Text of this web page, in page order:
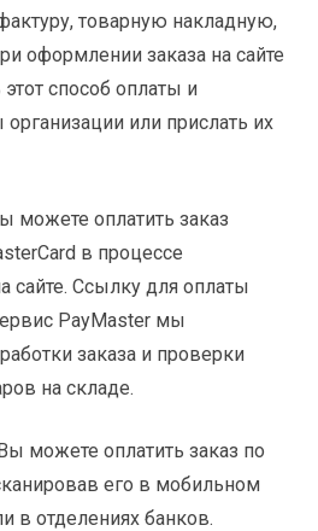
товарную накладную,
оформлении заказа на сайте
способ оплаты и
или прислать их
можете оплатить заказ
в процессе
сайте. Ссылку для оплаты
PayMaster мы
заказа и проверки
на складе.
можете оплатить заказ по
его в мобильном
в отделениях банков.